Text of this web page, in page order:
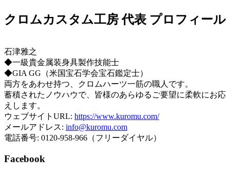
クロムカスタム工房 代表 プロフィール
石津雅之
◆一級貴金属装身具製作技能士
◆GIA GG（米国宝石学会宝石鑑定士）
両方をあわせ持つ、クロムハーツ一筋の職人です。
蓄積されたノウハウで、皆様のあらゆるご要望に柔軟にお応
えします。
ウェブサイトURL: https://www.kuromu.com/
メールアドレス: info@kuromu.com
電話番号: 0120-958-966（フリーダイヤル）
Facebook